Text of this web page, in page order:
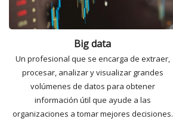
Big data
Un profesional que se encarga de extraer,
procesar, analizar y visualizar grandes
volúmenes de datos para obtener
información útil que ayude a las
organizaciones a tomar mejores decisiones.